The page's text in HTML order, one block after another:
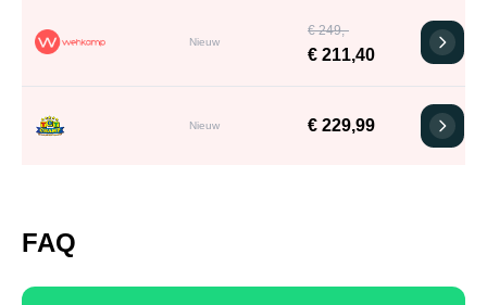
Nieuw
€ 249,-
€ 211,40
Nieuw € 229,99
FAQ